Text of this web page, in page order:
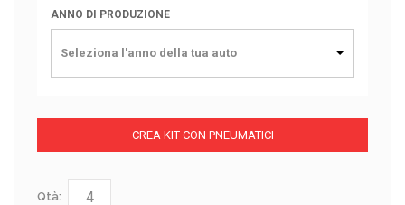
ANNO DI PRODUZIONE
Seleziona l'anno della tua auto
CREA KIT CON PNEUMATICI
Qtà: